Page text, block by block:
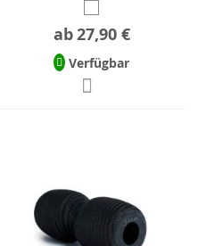
ab27,90 €
Verfügbar